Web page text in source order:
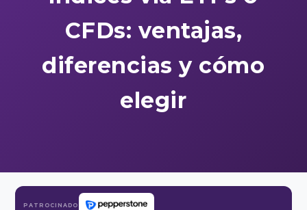
CFDs: ventajas,
diferencias y cómo
elegir
PATROCINADO